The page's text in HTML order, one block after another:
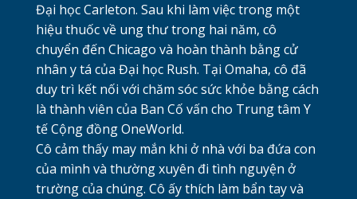
Đại học Carleton. Sau khi làm việc trong một
hiệu thuốc về ung thư trong hai năm, cô
chuyển đến Chicago và hoàn thành bằng cử
nhân y tá của Đại học Rush. Tại Omaha, cô đã
duy trì kết nối với chăm sóc sức khỏe bằng cách
là thành viên của Ban Cố vấn cho Trung tâm Y
tế Cộng đồng OneWorld.
Cô cảm thấy may mắn khi ở nhà với ba đứa con
của mình và thường xuyên đi tình nguyện ở
trường của chúng. Cô ấy thích làm bẩn tay và